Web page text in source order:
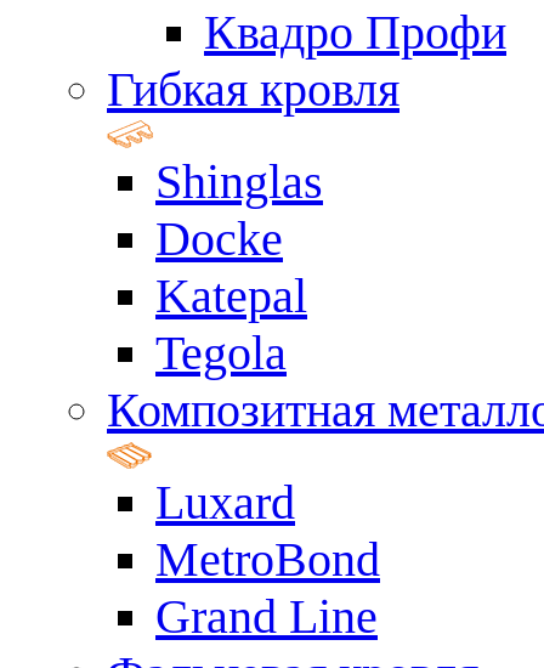
Квадро Профи
Гибкая кровля
Shinglas
Docke
Katepal
Tegola
Композитная
Luxard
MetroBond
Grand Line